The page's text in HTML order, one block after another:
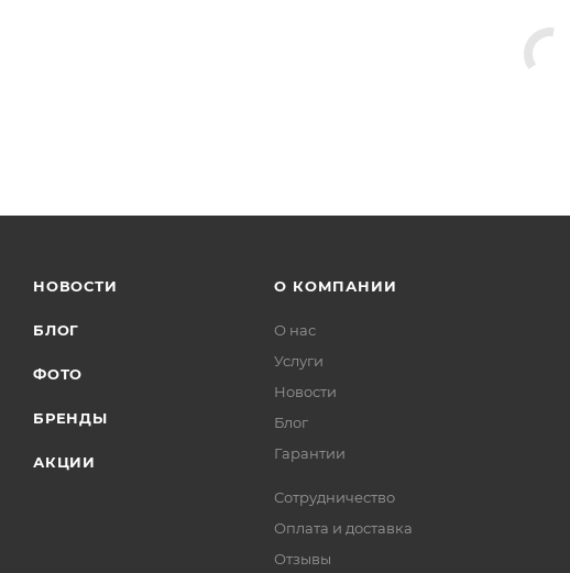
НОВОСТИ
БЛОГ
ФОТО
БРЕНДЫ
АКЦИИ
О КОМПАНИИ
О нас
Услуги
Новости
Блог
Гарантии
Сотрудничество
Оплата и доставка
Отзывы